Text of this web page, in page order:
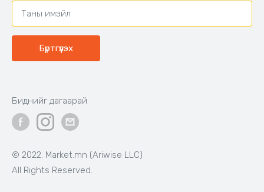
Бүртгүүлэх
© 2022. Market.mn (Ariwise LLC)
All Rights Reserved.
Биднийг дагаарай